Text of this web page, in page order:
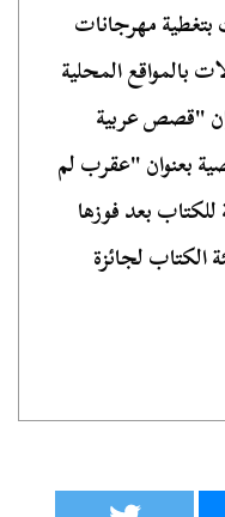
مهرجانات
بالمواقع المحلية
"قصص عربية
بعنوان "عقرب لم
بعد فوزها
الكتاب لجائزة